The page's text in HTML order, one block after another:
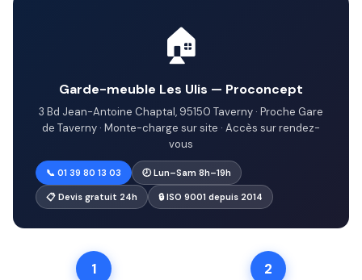
🏠
Garde-meuble Les Ulis — Proconcept
3 Bd Jean-Antoine Chaptal, 95150 Taverny · Proche Gare
de Taverny · Monte-charge sur site · Accès sur rendez-
vous
📞 01 39 80 13 03 🕗 Lun–Sam 8h–19h
📋 Devis gratuit 24h 🔒 ISO 9001 depuis 2014
1 2